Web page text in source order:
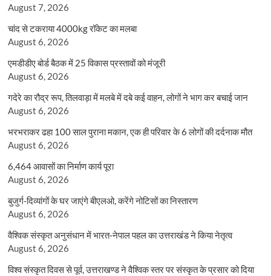
August 7, 2026
चांद से टकराया 4000kg रॉकेट का मलबा
August 6, 2026
एमडीडीए बोर्ड बैठक में 25 विकास प्रस्तावों को मंजूरी
August 6, 2026
गदेरे का रौद्र रूप, तिलवाड़ा में मलबे में दबे कई वाहन, लोगों ने भाग कर बचाई जान
August 6, 2026
भरभराकर ढहा 100 साल पुराना मकान, एक ही परिवार के 6 लोगों की दर्दनाक मौत
August 6, 2026
6,464 आवासों का निर्माण कार्य पूरा
August 6, 2026
बुजुर्ग-दिव्यांगों के घर जाएंगे बीएलओ, करेंगे नोटिसों का निस्तारण
August 6, 2026
वैश्विक संस्कृत अनुसंधान में भारत-नेपाल पहल का उत्तराखंड ने किया नेतृत्व
August 6, 2026
विश्व संस्कृत दिवस से पूर्व, उत्तराखण्ड ने वैश्विक स्तर पर संस्कृत के प्रसार को दिया